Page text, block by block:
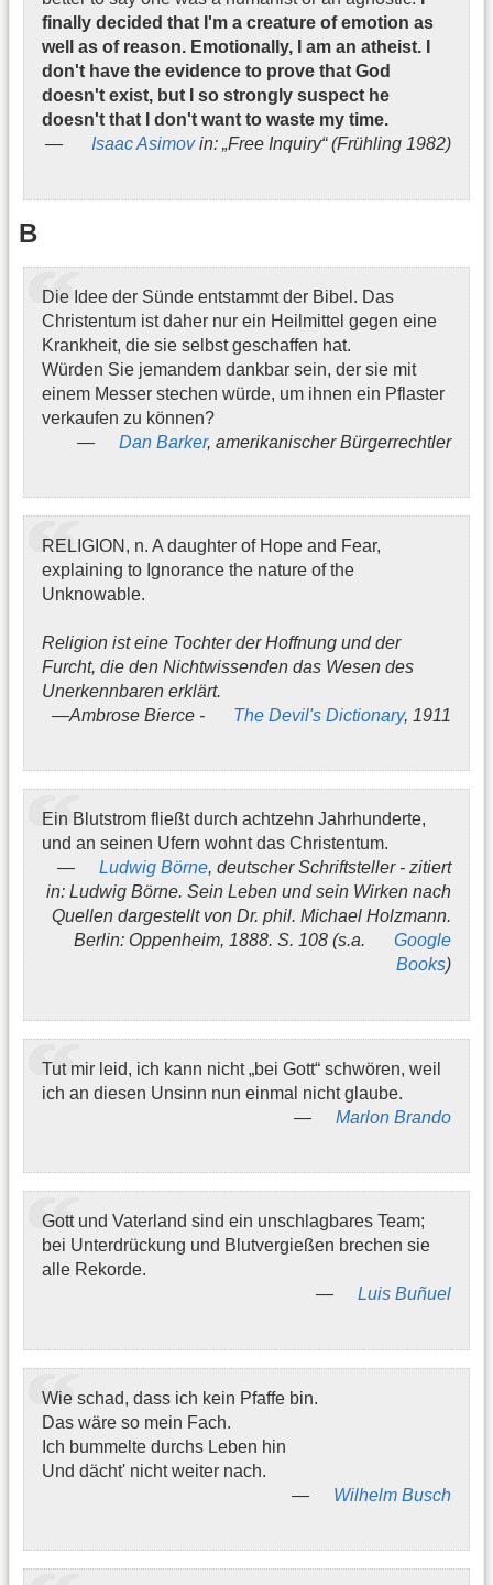
finally decided that I'm a creature of emotion as
well as of reason. Emotionally, I am an atheist. I
don't have the evidence to prove that God
doesn't exist, but I so strongly suspect he
doesn't that I don't want to waste my time.
Isaac Asimovin: „Free Inquiry“ (Frühling 1982)
B
Die Idee der Sünde entstammt der Bibel. Das
Christentum ist daher nur ein Heilmittel gegen eine
Krankheit, die sie selbst geschaffen hat.
Würden Sie jemandem dankbar sein, der sie mit
einem Messer stechen würde, um ihnen ein Pflaster
verkaufen zu können?
Dan Barker, amerikanischer Bürgerrechtler
RELIGION, n. A daughter of Hope and Fear,
explaining to Ignorance the nature of the
Unknowable.
Religion ist eine Tochter der Hoffnung und der
Furcht, die den Nichtwissenden das Wesen des
Unerkennbaren erklärt.
Ambrose Bierce -
The Devil's Dictionary, 1911
Ein Blutstrom fließt durch achtzehn Jahrhunderte,
und an seinen Ufern wohnt das Christentum.
Ludwig Börne, deutscher Schriftsteller - zitiert
in: Ludwig Börne. Sein Leben und sein Wirken nach
Quellen dargestellt von Dr. phil. Michael Holzmann.
Berlin: Oppenheim, 1888. S. 108 (s.a.
Google
Books)
Tut mir leid, ich kann nicht „bei Gott“ schwören, weil
ich an diesen Unsinn nun einmal nicht glaube.
Marlon Brando
Gott und Vaterland sind ein unschlagbares Team;
bei Unterdrückung und Blutvergießen brechen sie
alle Rekorde.
Luis Buñuel
Wie schad, dass ich kein Pfaffe bin.
Das wäre so mein Fach.
Ich bummelte durchs Leben hin
Und dächt' nicht weiter nach.
Wilhelm Busch